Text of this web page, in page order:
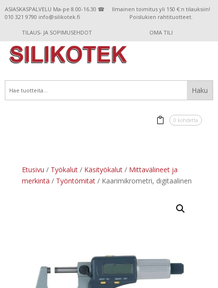
ASIASKASPALVELU Ma-pe 8.00-16.30 ☎
010 321 9790 info@silikotek.fi
Ilmainen toimitus yli 150 €:n tilauksiin!
Poislukien rahtituotteet.
TILAUS- JA SOPIMUSEHDOT OMA TILI
0 kohdetta
Etusivu / Työkalut/ Käsityökalut/ Mittavälineet ja
merkintä / Työntömitat/ Kaarimikrometri, digitaalinen